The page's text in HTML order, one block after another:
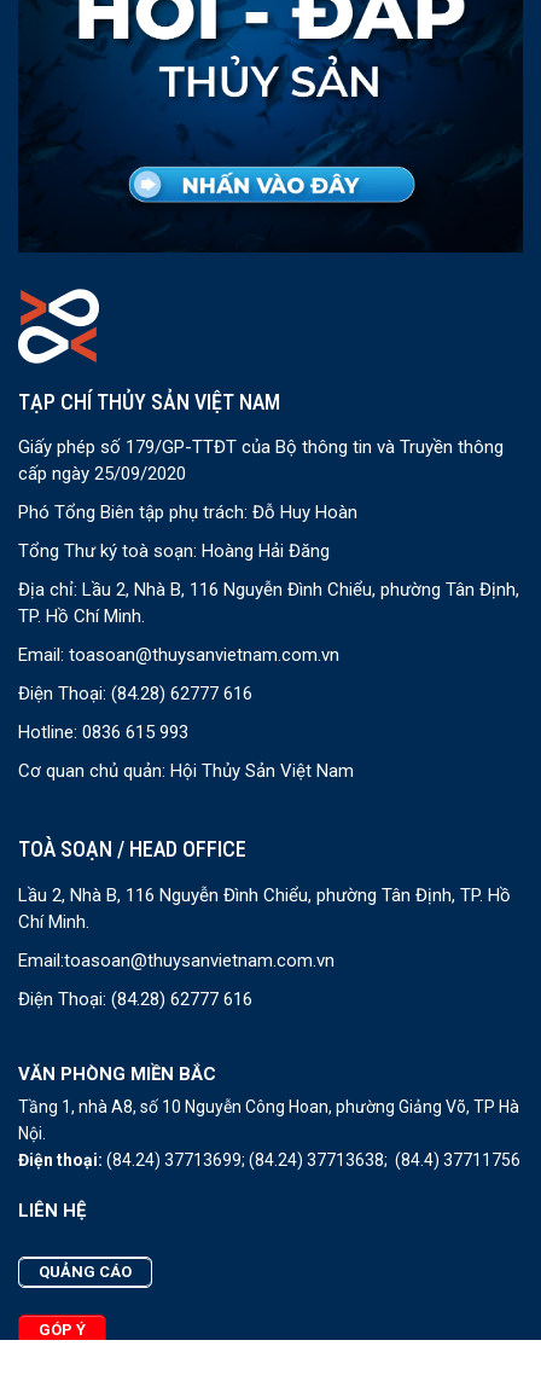
TẠP CHÍ THỦY SẢN VIỆT NAM
Giấy phép số 179/GP-TTĐT của Bộ thông tin và Truyền thông
cấp ngày 25/09/2020
Phó Tổng Biên tập phụ trách: Đỗ Huy Hoàn
Tổng Thư ký toà soạn: Hoàng Hải Đăng
Địa chỉ: Lầu 2, Nhà B, 116 Nguyễn Đình Chiểu, phường Tân Định,
TP. Hồ Chí Minh.
Email: toasoan@thuysanvietnam.com.vn
Điện Thoại: (84.28) 62777 616
Hotline: 0836 615 993
Cơ quan chủ quản: Hội Thủy Sản Việt Nam
TOÀ SOẠN / HEAD OFFICE
Lầu 2, Nhà B, 116 Nguyễn Đình Chiểu, phường Tân Định, TP. Hồ
Chí Minh.
Email:toasoan@thuysanvietnam.com.vn
Điện Thoại: (84.28) 62777 616
VĂN PHÒNG MIỀN BẮC
Tầng 1, nhà A8, số 10 Nguyễn Công Hoan, phường Giảng Võ, TP Hà
Nội.
Điện thoại: (84.24) 37713699; (84.24) 37713638; (84.4) 37711756
LIÊN HỆ
QUẢNG CÁO
GÓP Ý